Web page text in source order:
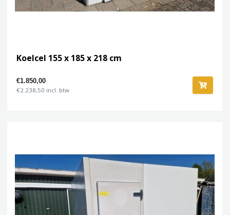
Koelcel 155 x 185 x 218 cm
€1.850,00
€2.238,50 incl. btw